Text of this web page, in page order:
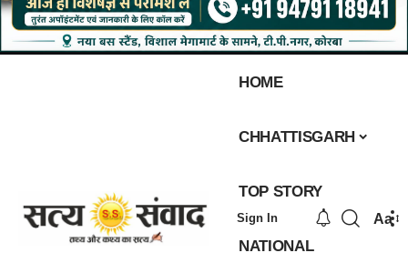
HOME
CHHATTISGARH
TOP STORY
NATIONAL
Sign In Aa